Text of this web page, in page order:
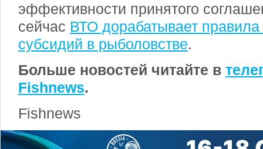
эффективности принятого
сейчас ВТО дорабатывает
субсидий в рыболовстве.
Больше новостей читайте в
Fishnews.
Fishnews